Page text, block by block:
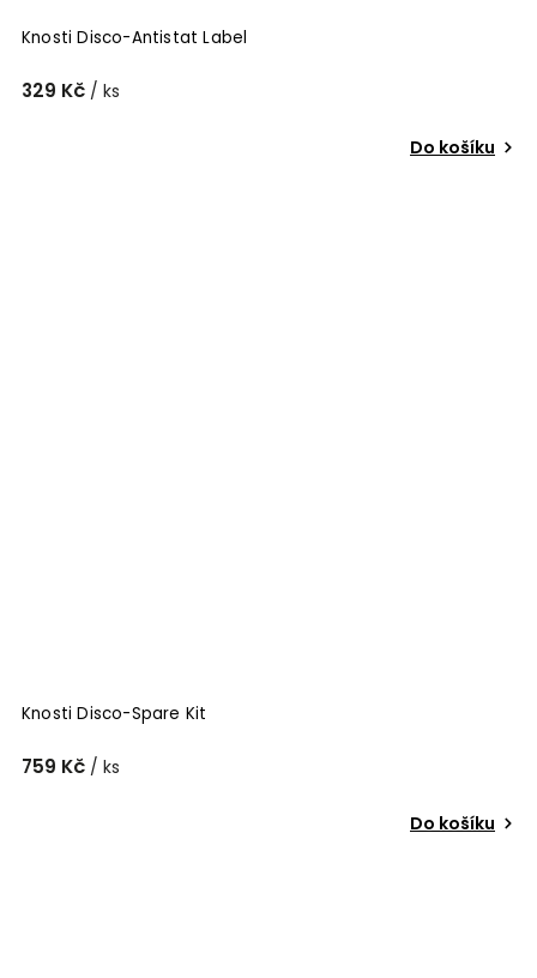
Knosti Disco-Antistat Label
329 Kč / ks
Do košíku
Knosti Disco-Spare Kit
759 Kč / ks
Do košíku